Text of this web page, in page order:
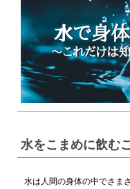
水をこまめに飲む
水は人間の身体の中でさま